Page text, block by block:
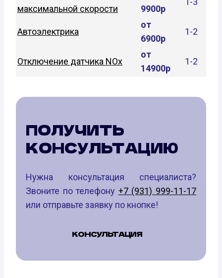
максимальной скорости
9900р
Автоэлектрика
от
6900р
1-2
Отключение датчика NOx
от
14900р
1-2
ПОЛУЧИТЬ
КОНСУЛЬТАЦИЮ
Нужна консультация специалиста?
Звоните по телефону +7 (931) 999-11-17
или отправьте заявку по кнопке!
КОНСУЛЬТАЦИЯ